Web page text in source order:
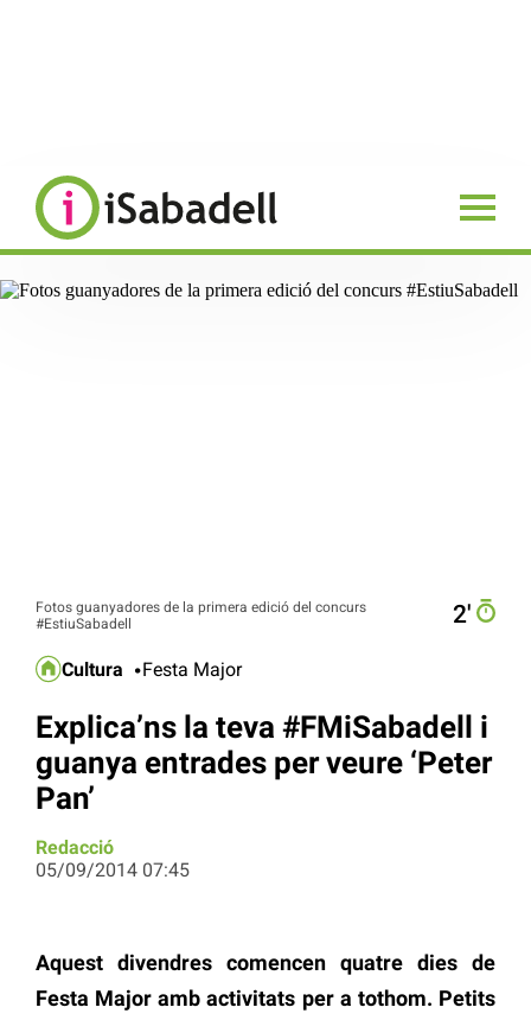
Fotos guanyadores de la primera edició del concurs
#EstiuSabadell
2′
Cultura Festa Major
Explica’ns la teva #FMiSabadell i
guanya entrades per veure ‘Peter
Pan’
Redacció
05/09/2014 07:45
Aquest divendres comencen quatre dies de
Festa Major amb activitats per a tothom. Petits